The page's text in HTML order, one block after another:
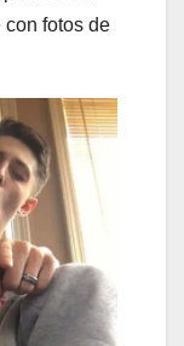
con fotos de